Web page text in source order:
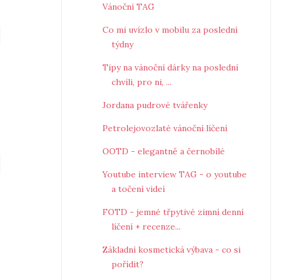
Vánoční TAG
Co mi uvízlo v mobilu za poslední
týdny
Tipy na vánoční dárky na poslední
chvíli, pro ni, ...
Jordana pudrové tvářenky
Petrolejovozlaté vánoční líčení
OOTD - elegantně a černobílé
Youtube interview TAG - o youtube
a točení videí
FOTD - jemné třpytivé zimní denní
líčení + recenze...
Základní kosmetická výbava - co si
pořídit?